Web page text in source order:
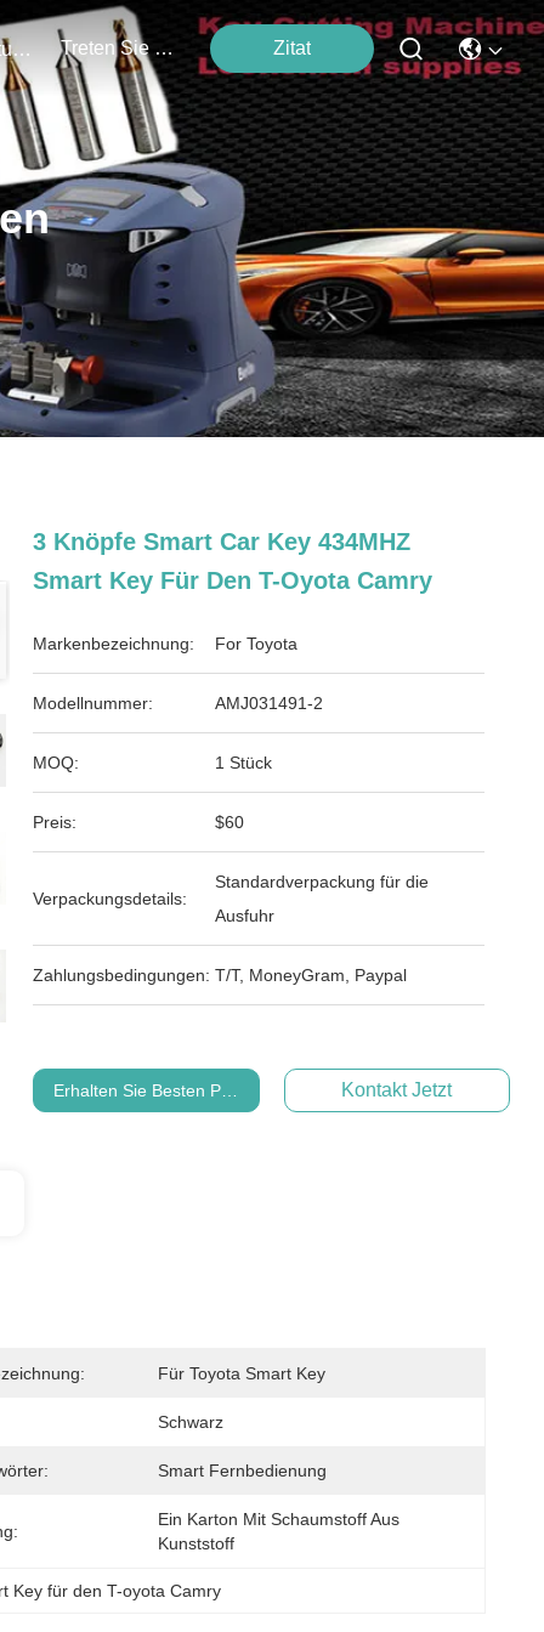
Veranstaltungen Treten Sie Mit Uns In Verbindung Zitat
3 Knöpfe Smart Car Key 434MHZ
Smart Key Für Den T-Oyota Camry
Markenbezeichnung: For Toyota
Modellnummer: AMJ031491-2
MOQ: 1 Stück
Preis: $60
Verpackungsdetails:
Standardverpackung für die
Ausfuhr
Zahlungsbedingungen: T/T, MoneyGram, Paypal
Erhalten Sie Besten Preis Kontakt Jetzt
Für Toyota Smart Key
Schwarz
Smart Fernbedienung
Ein Karton Mit Schaumstoff Aus
Kunststoff
Key für den T-oyota Camry